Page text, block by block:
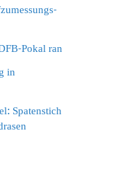
Pokal ran
in
Spatenstich